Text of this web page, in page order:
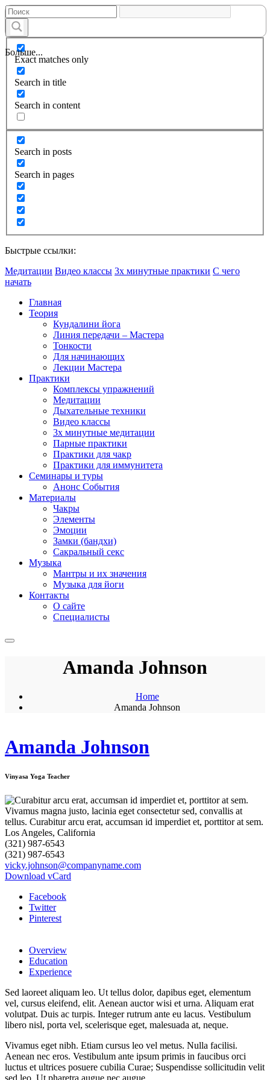
Больше...
Exact matches only
Search in title
Search in content
Search in posts
Search in pages
Быстрые ссылки:
Медитации Видео классы 3х минутные практики С чего
начать
Главная
Теория
Кундалини йога
Линия передачи – Мастера
Тонкости
Для начинающих
Лекции Мастера
Практики
Комплексы упражнений
Медитации
Дыхательные техники
Видео классы
3х минутные медитации
Парные практики
Практики для чакр
Практики для иммунитета
Семинары и туры
Анонс События
Материалы
Чакры
Элементы
Эмоции
Замки (бандхи)
Сакральный секс
Музыка
Мантры и их значения
Музыка для йоги
Контакты
О сайте
Специалисты
Amanda Johnson
Home
Amanda Johnson
Amanda Johnson
Vinyasa Yoga Teacher
Los Angeles, California
(321) 987-6543
(321) 987-6543
vicky.johnson@companyname.com
Download vCard
Facebook
Twitter
Pinterest
Overview
Education
Experience
Sed laoreet aliquam leo. Ut tellus dolor, dapibus eget, elementum
vel, cursus eleifend, elit. Aenean auctor wisi et urna. Aliquam erat
volutpat. Duis ac turpis. Integer rutrum ante eu lacus. Vestibulum
libero nisl, porta vel, scelerisque eget, malesuada at, neque.
Vivamus eget nibh. Etiam cursus leo vel metus. Nulla facilisi.
Aenean nec eros. Vestibulum ante ipsum primis in faucibus orci
luctus et ultrices posuere cubilia Curae; Suspendisse sollicitudin velit